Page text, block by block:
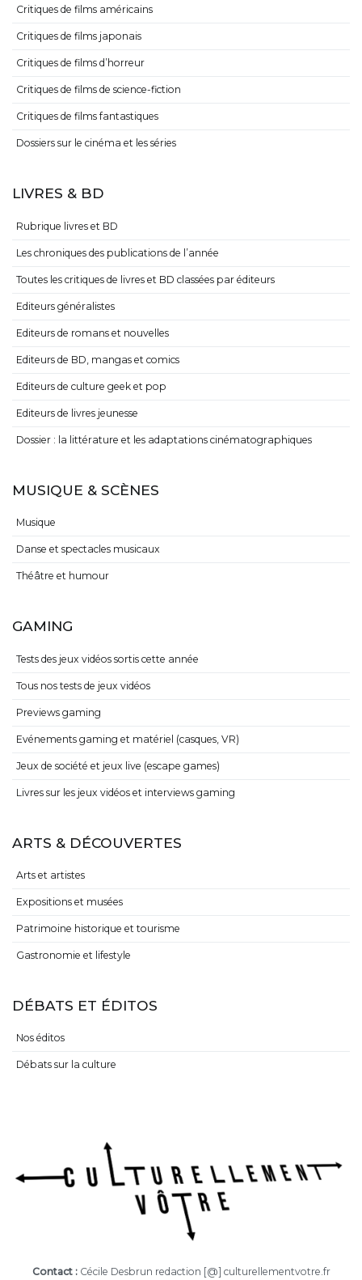
Critiques de films américains
Critiques de films japonais
Critiques de films d’horreur
Critiques de films de science-fiction
Critiques de films fantastiques
Dossiers sur le cinéma et les séries
LIVRES & BD
Rubrique livres et BD
Les chroniques des publications de l’année
Toutes les critiques de livres et BD classées par éditeurs
Editeurs généralistes
Editeurs de romans et nouvelles
Editeurs de BD, mangas et comics
Editeurs de culture geek et pop
Editeurs de livres jeunesse
Dossier : la littérature et les adaptations cinématographiques
MUSIQUE & SCÈNES
Musique
Danse et spectacles musicaux
Théâtre et humour
GAMING
Tests des jeux vidéos sortis cette année
Tous nos tests de jeux vidéos
Previews gaming
Evénements gaming et matériel (casques, VR)
Jeux de société et jeux live (escape games)
Livres sur les jeux vidéos et interviews gaming
ARTS & DÉCOUVERTES
Arts et artistes
Expositions et musées
Patrimoine historique et tourisme
Gastronomie et lifestyle
DÉBATS ET ÉDITOS
Nos éditos
Débats sur la culture
Contact :Cécile Desbrun redaction [@] culturellementvotre.fr